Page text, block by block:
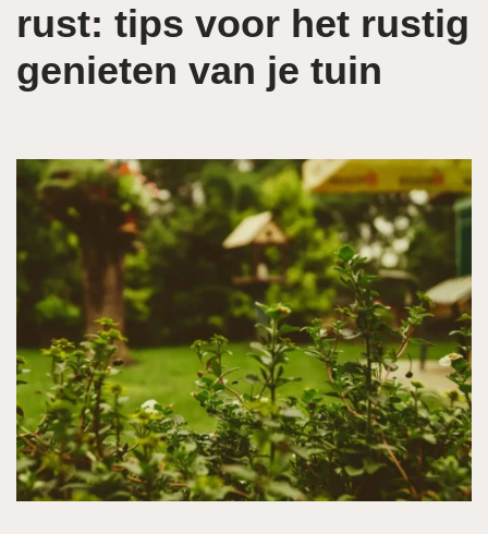
rust: tips voor het rustig
genieten van je tuin